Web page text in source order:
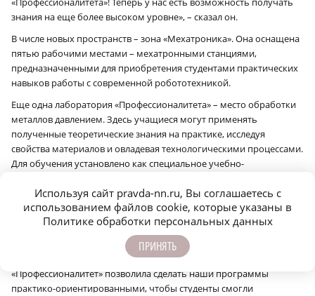
знания на еще более высоком уровне», – сказал он.
В числе новых пространств – зона «Мехатроника». Она оснащена
пятью рабочими местами – мехатронными станциями,
предназначенными для приобретения студентами практических
навыков работы с современной робототехникой.
Еще одна лаборатория «Профессионалитета» – место обработки
металлов давлением. Здесь учащиеся могут применять
полученные теоретические знания на практике, исследуя
свойства материалов и овладевая технологическими процессами.
Для обучения установлено как специальное учебно-
трубогибочные, листогибочные и вальцовочные станки.
«Как и вся система среднего профессионального образования,
мы нацелены на постоянный рост качества подготовки кадров и
синхронизацию усилий государства, предприятий-партнеров и
образовательной организации. Федеральная программа
«Профессионалитет» позволила сделать наши программы
практико-ориентированными, чтобы студенты смогли
Используя сайт pravda-nn.ru, Вы соглашаетесь с
использованием файлов cookie, которые указаны в
Политике обработки персональных данных
ПРИНЯТЬ